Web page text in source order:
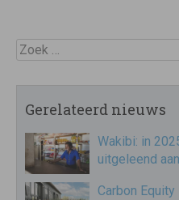
Zoek
Gerelateerd nieuws
Wakibi: in
uitgeleend
Carbon